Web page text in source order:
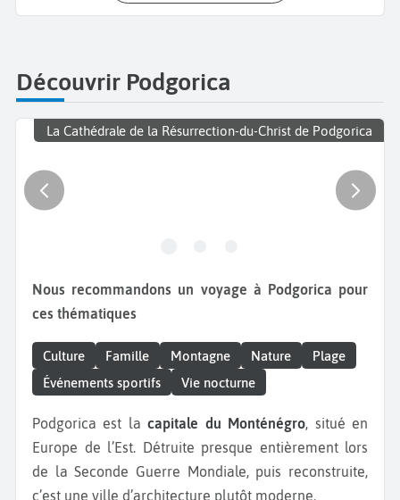
Découvrir Podgorica
La Cathédrale de la Résurrection-du-Christ de Podgorica
Nous recommandons un voyage à Podgorica pour
ces thématiques
Culture Famille Montagne Nature
Plage
Événements sportifs
Vie nocturne
Podgorica est lacapitale du Monténégro, situé en
Europe de l’Est. Détruite presque entièrement lors
de la Seconde Guerre Mondiale, puis reconstruite,
c’est une ville d’architecture plutôt moderne.